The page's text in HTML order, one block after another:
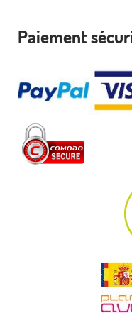
Paiement